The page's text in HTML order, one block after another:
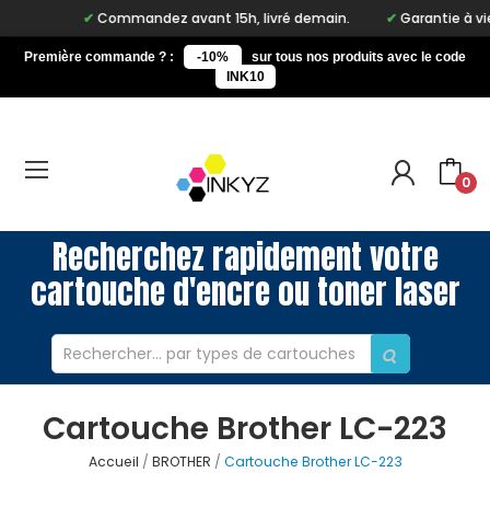
Commandez avant 15h, livré demain. Garantie à vie
Première commande ? : -10%
sur tous nos produits avec le code
INK10
0
Recherchez rapidement votre
cartouche d'encre ou toner laser
Cartouche Brother LC-223
Accueil BROTHER Cartouche Brother LC-223